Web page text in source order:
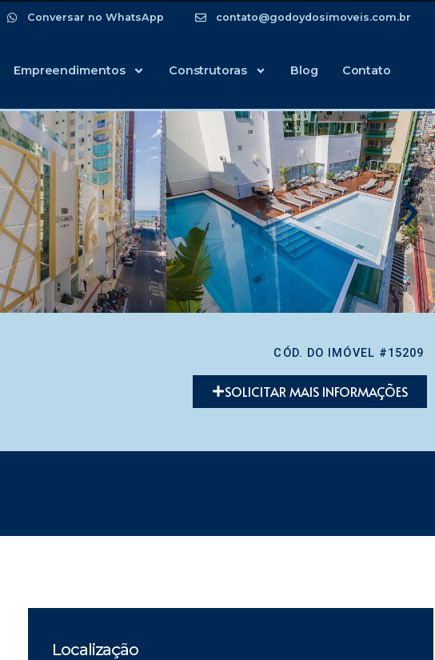
Conversar no WhatsApp contato@godoydosimoveis.com.br
Empreendimentos Construtoras Blog Contato
CÓD. DO IMÓVEL #15209
SOLICITAR MAIS INFORMAÇÕES
Localização